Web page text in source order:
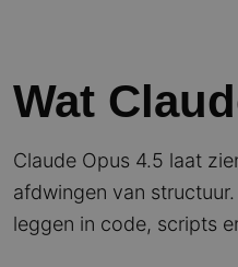
Wat
Claude Opus 4.5 laat
afdwingen van
leggen in code, scripts